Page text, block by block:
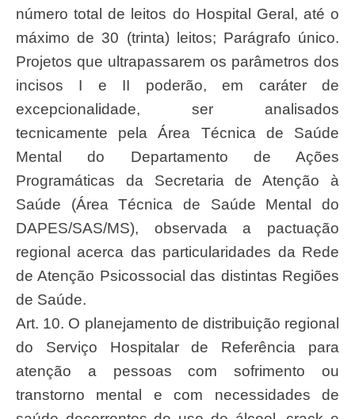
número total de leitos do Hospital Geral, até o
máximo de 30 (trinta) leitos; Parágrafo único.
Projetos que ultrapassarem os parâmetros dos
incisos I e II poderão, em caráter de
excepcionalidade, ser analisados
tecnicamente pela Área Técnica de Saúde
Mental do Departamento de Ações
Programáticas da Secretaria de Atenção à
Saúde (Área Técnica de Saúde Mental do
DAPES/SAS/MS), observada a pactuação
regional acerca das particularidades da Rede
de Atenção Psicossocial das distintas Regiões
de Saúde.
Art. 10. O planejamento de distribuição regional
do Serviço Hospitalar de Referência para
atenção a pessoas com sofrimento ou
transtorno mental e com necessidades de